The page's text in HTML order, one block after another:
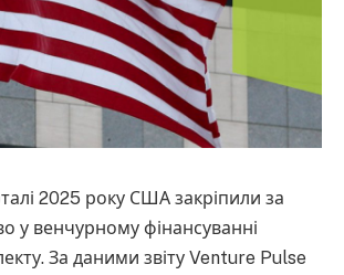
2025 року США закріпили за
у венчурному фінансуванні
За даними звіту Venture Pulse